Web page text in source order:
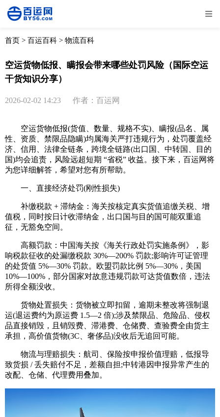
全部 物流资讯
取消
首页 > 百运百科 > 物流百科
空运货物低报、瞒报会带来哪些处罚风险（国际空运
干货知识分享）
2026-02-02 14:23 作者：百运网
空运货物低报(货值、数量、规格不实)、瞒报(品名、属
性、资质、禁限品隐瞒)均属海关严打违规行为，处罚覆盖经
济、信用、法律全链条，跨境全链路(出口国、中转国、目的
国)均会追责，风险远超短期 “省税” 收益。接下来，百运网将
为您详细解答，希望对您有所帮助。
一、直接经济处罚(刚性损失)
补缴税款 + 滞纳金：海关按核定真实货值追缴关税、增
值税，同时按日计收滞纳金，出口国与目的国可能双重追
征，无豁免空间。
高额罚款：中国海关按《海关行政处罚实施条例》，影
响税款征收的处漏缴税款 30%—200% 罚款;影响许可证管理
的处货值 5%—30% 罚款。欧盟罚款比例 5%—30%，美国
10%—100%，部分国家对故意违规罚款可达货值数倍，违法
所得全额没收。
货物处置损失：货物被立即扣留，逾期未整改将强制退
运(退运费约为原运费 1.5—2 倍);涉及禁限品、危险品、侵权
品直接销毁，且销毁费、滞港费、仓储费、查验费全由货主
承担，高价值货物(3C、奢侈品)没收后无追回可能。
物流与理赔损失：航司、保险按申报价值理赔，低报导
致货损 / 丢失赔付不足，差额自担;中转港因申报异常产生的
改配、仓储、代理费用叠加。